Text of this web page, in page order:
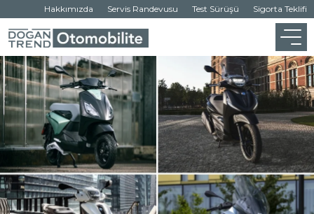
Hakkımızda Servis Randevusu Test Sürüşü Sigorta Teklifi